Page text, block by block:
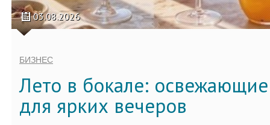
03.08.2026
БИЗНЕС
Лето в бокале:
для ярких вечеров